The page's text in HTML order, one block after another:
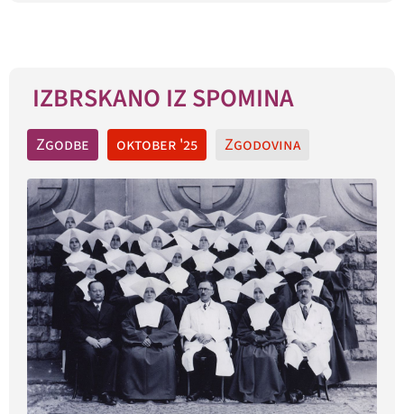
IZBRSKANO IZ SPOMINA
Zgodbe oktober '25 Zgodovina